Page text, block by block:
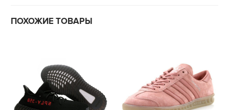
ПОХОЖИЕ ТОВАРЫ